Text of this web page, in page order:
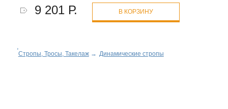
9 201 Р. В КОРЗИНУ
Стропы, Тросы, Такелаж→ Динамические стропы